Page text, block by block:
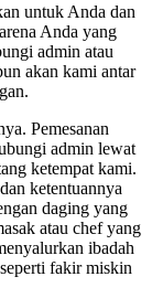
untuk Anda dan
Anda yang
admin atau
akan kami antar
Pemesanan
admin lewat
ketempat kami.
ketentuannya
daging yang
atau chef yang
ibadah
fakir miskin